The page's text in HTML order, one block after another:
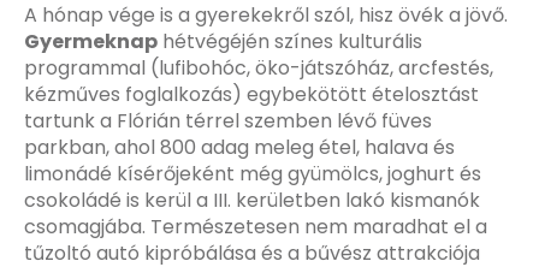
A hónap vége is a gyerekekről szól, hisz övék a jövő.
Gyermeknap hétvégéjén színes kulturális
programmal (lufibohóc, öko-játszóház, arcfestés,
kézműves foglalkozás) egybekötött ételosztást
tartunk a Flórián térrel szemben lévő füves
parkban, ahol 800 adag meleg étel, halava és
limonádé kísérőjeként még gyümölcs, joghurt és
csokoládé is kerül a III. kerületben lakó kismanók
csomagjába. Természetesen nem maradhat el a
tűzoltó autó kipróbálása és a bűvész attrakciója